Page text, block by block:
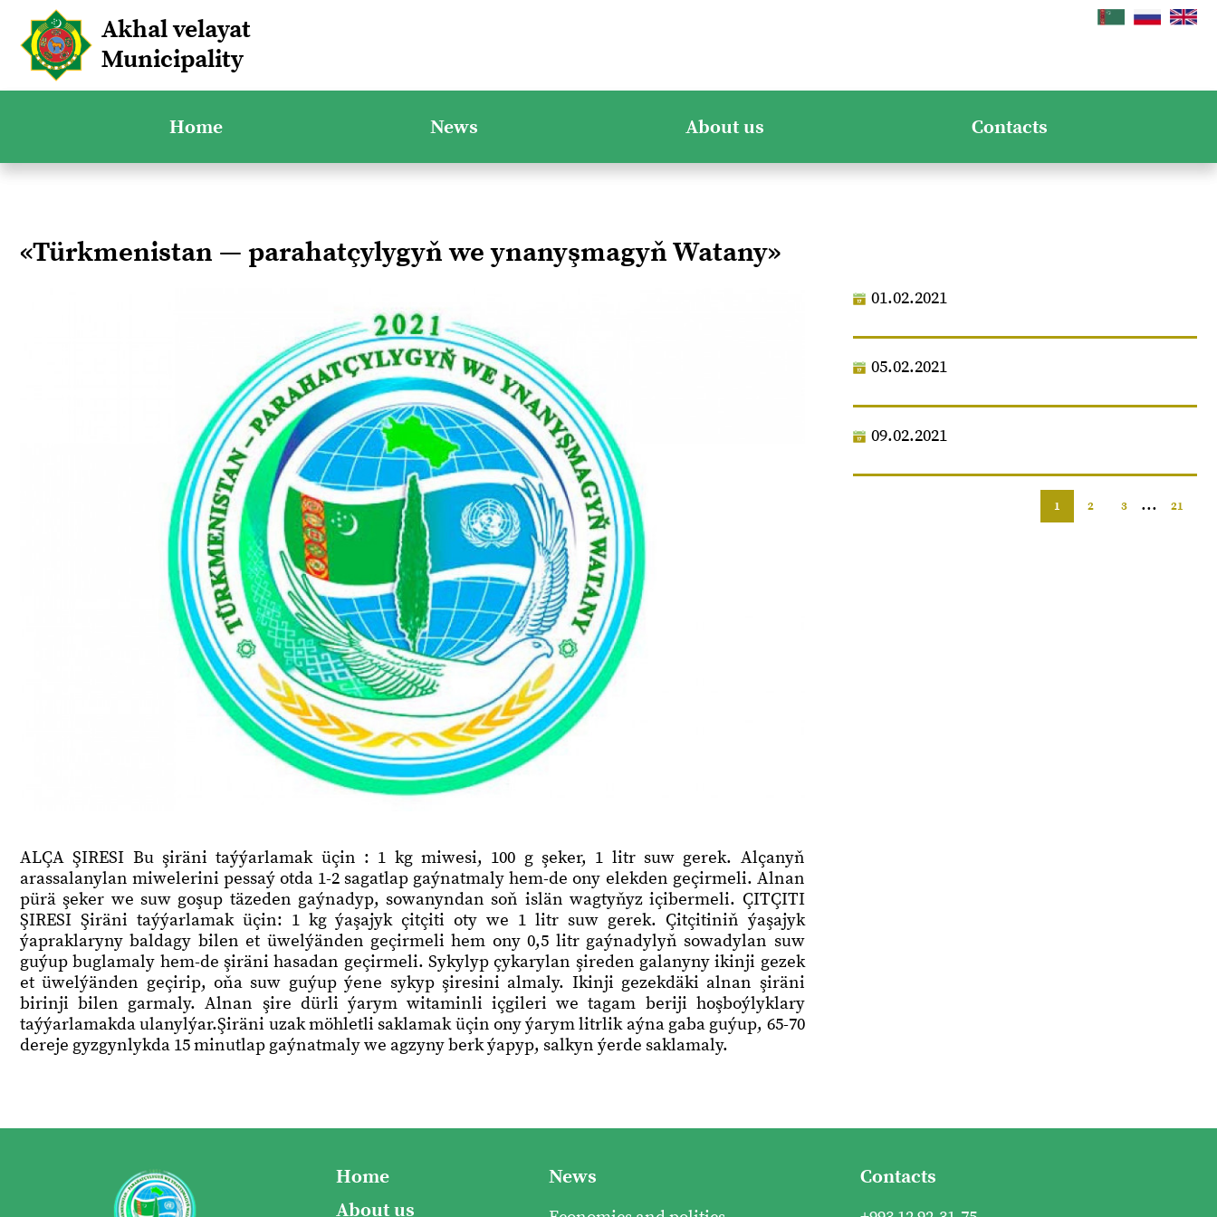
Akhal velayat
Municipality
Home News About us Contacts
«Türkmenistan — parahatçylygyň we ynanyşmagyň Watany»
ALÇA ŞIRESI Bu şiräni taýýarlamak üçin : 1 kg miwesi, 100 g şeker, 1 litr suw gerek. Alçanyň
arassalanylan miwelerini pessaý otda 1-2 sagatlap gaýnatmaly hem-de ony elekden geçirmeli. Alnan
pürä şeker we suw goşup täzeden gaýnadyp, sowanyndan soň islän wagtyňyz içibermeli. ÇITÇITI
ŞIRESI Şiräni taýýarlamak üçin: 1 kg ýaşajyk çitçiti oty we 1 litr suw gerek. Çitçitiniň ýaşajyk
ýapraklaryny baldagy bilen et üwelýänden geçirmeli hem ony 0,5 litr gaýnadylyň sowadylan suw
guýup buglamaly hem-de şiräni hasadan geçirmeli. Sykylyp çykarylan şireden galanyny ikinji gezek
et üwelýänden geçirip, oňa suw guýup ýene sykyp şiresini almaly. Ikinji gezekdäki alnan şiräni
birinji bilen garmaly. Alnan şire dürli ýarym witaminli içgileri we tagam beriji hoşboýlyklary
taýýarlamakda ulanylýar.Şiräni uzak möhletli saklamak üçin ony ýarym litrlik aýna gaba guýup, 65-70
dereje gyzgynlykda 15 minutlap gaýnatmaly we agzyny berk ýapyp, salkyn ýerde saklamaly.
01.02.2021
05.02.2021
09.02.2021
1 2 3 ... 21
Home
About us
News Contacts